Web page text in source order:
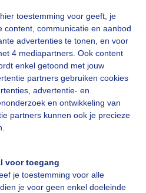
toestemming voor geeft, je
content, communicatie en aanbod
advertenties te tonen, en voor
4 mediapartners. Ook content
enkel getoond met jouw
partners gebruiken cookies
advertentie- en
en ontwikkeling van
partners kunnen ook je precieze
voor toegang
je toestemming voor alle
je voor geen enkel doeleinde